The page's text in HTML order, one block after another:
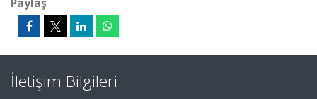
İletişim Bilgileri